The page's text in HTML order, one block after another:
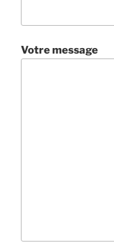
Votre message